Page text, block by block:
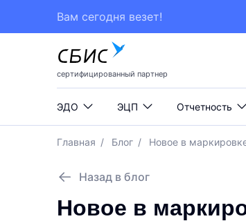
Вам сегодня везет!
сертифицированный партнер
ЭДО ЭЦП Отчетность
Главная / Блог / Новое в
Назад в блог
Новое в